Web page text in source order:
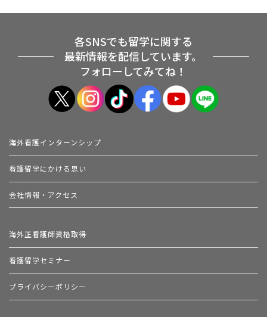
各SNSでも留学に関する
最新情報を配信しています。
フォローしてみてね！
海外看護インターンシップ
看護留学にかける思い
会社情報・アクセス
海外正看護師資格取得
看護留学セミナー
プライバシーポリシー